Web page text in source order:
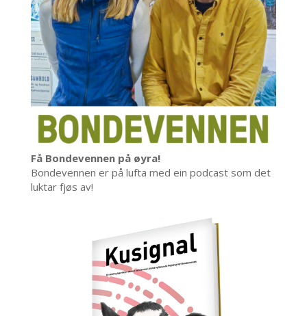
Få Bondevennen på øyra!
Bondevennen er på lufta med ein podcast som det
luktar fjøs av!